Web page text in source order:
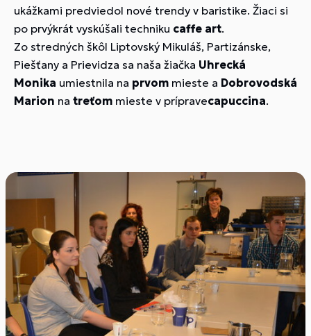
ukážkami predviedol nové trendy v baristike. Žiaci si
po prvýkrát vyskúšali techniku caffe art.
Zo stredných škôl Liptovský Mikuláš, Partizánske,
Piešťany a Prievidza sa naša žiačka Uhrecká
Monika umiestnila na prvom mieste a Dobrovodská
Marion na treťom mieste v prípravecapuccina.